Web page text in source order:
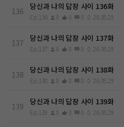
136 당신과 나의 답장 사이 136화
Ep.136 0 0 0 0 26.05.29
137 당신과 나의 답장 사이 137화
Ep.137 0 0 0 0 26.05.29
138 당신과 나의 답장 사이 138화
Ep.138 0 0 0 0 26.05.29
139 당신과 나의 답장 사이 139화
Ep.139 0 0 0 0 26.05.29